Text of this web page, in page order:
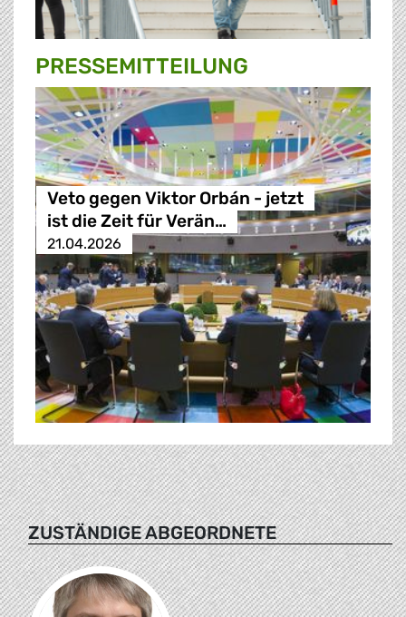
PRESSE­MITTEILUNG
Veto gegen Viktor Orbán - jetzt
ist die Zeit für Verän…
21.04.2026
ZUSTÄNDIGE ABGEORDNETE